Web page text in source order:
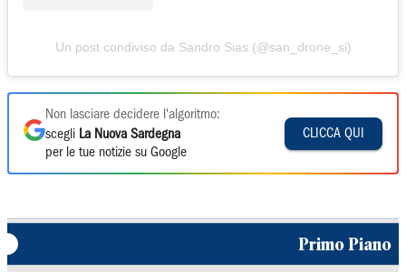
Un post condiviso da Sandro Sias (@san_drone_si)
Non lasciare decidere l'algoritmo:
scegli La Nuova Sardegna
per le tue notizie su Google
CLICCA QUI
Primo Piano